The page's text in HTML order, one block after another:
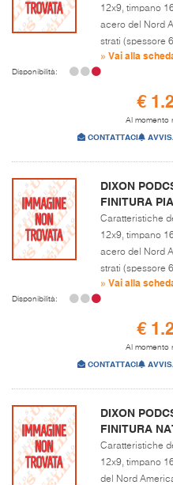
12x9, timpano
acero del Nord
strati (spessore
» Vai alla
Disponibilità:
€
Al momento
CONTATTACI
DIXON
FINITURA
Caratteristiche
12x9, timpano
acero del Nord
strati (spessore
» Vai alla
Disponibilità:
€
Al momento
CONTATTACI
DIXON
FINITURA
Caratteristiche
12x9, timpano
del Nord